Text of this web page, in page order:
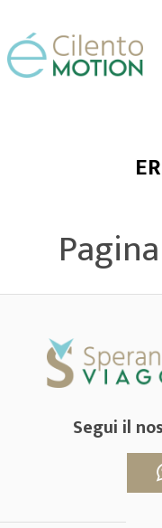
Segui il